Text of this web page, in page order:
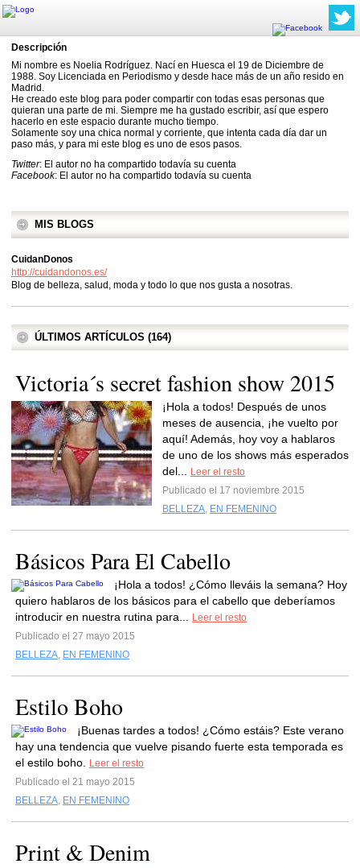
Descripción
Mi nombre es Noelia Rodríguez. Nací en Huesca el 19 de Diciembre de
1988. Soy Licenciada en Periodismo y desde hace más de un año resido en
Madrid.
He creado este blog para poder compartir con todas esas personas que
quieran una parte de mi. Siempre me ha gustado escribir, así que espero
hacerlo en este espacio durante mucho tiempo.
Solamente soy una chica normal y corriente, que intenta cada día dar un
paso más, y para mi este blog es uno de esos pasos.
Twitter: El autor no ha compartido todavía su cuenta
Facebook: El autor no ha compartido todavía su cuenta
MIS BLOGS
CuidanDonos
http://cuidandonos.es/
Blog de belleza, salud, moda y todo lo que nos gusta a nosotras.
ÚLTIMOS ARTÍCULOS (164)
Victoria´s secret fashion show 2015
¡Hola a todos! Después de unos
meses de ausencia, ¡he vuelto por
aquí! Además, hoy voy a hablaros
de uno de los shows más esperados
del...
Leer el resto
Publicado el 17 noviembre 2015
BELLEZA, EN FEMENINO
Básicos Para El Cabello
¡Hola a todos! ¿Cómo lleváis la semana? Hoy
quiero hablaros de los básicos para el cabello que deberíamos
introducir en nuestra rutina para...
Leer el resto
Publicado el 27 mayo 2015
BELLEZA, EN FEMENINO
Estilo Boho
¡Buenas tardes a todos! ¿Cómo estáis? Este verano
hay una tendencia que vuelve pisando fuerte esta temporada es
el estilo boho.
Leer el resto
Publicado el 21 mayo 2015
BELLEZA, EN FEMENINO
Print & Denim